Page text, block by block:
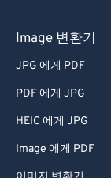
Image 변환기
JPG 에게 PDF
PDF 에게 JPG
HEIC 에게 JPG
Image 에게 PDF